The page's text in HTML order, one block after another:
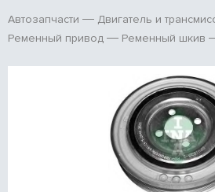
Автозапчасти Двигатель и
Ременный привод
Ременный шкив